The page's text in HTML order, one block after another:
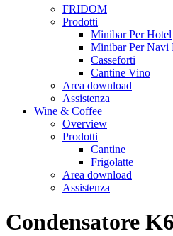
FRIDOM
Prodotti
Minibar Per Hotel
Minibar Per Navi
Casseforti
Cantine Vino
Area download
Assistenza
Wine & Coffee
Overview
Prodotti
Cantine
Frigolatte
Area download
Assistenza
Condensatore